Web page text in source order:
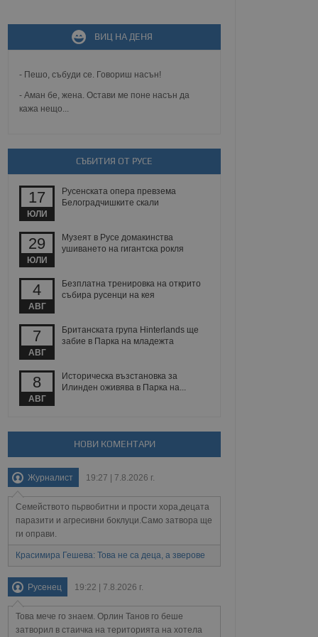
ВИЦ НА ДЕНЯ
- Пешо, събуди се. Говориш насън!
- Аман бе, жена. Остави ме поне насън да
кажа нещо...
СЪБИТИЯ ОТ РУСЕ
17
ЮЛИ
Русенската опера превзема
Белоградчишките скали
29
ЮЛИ
Музеят в Русе домакинства
ушиването на гигантска рокля
4
АВГ
Безплатна тренировка на открито
събира русенци на кея
7
АВГ
Британската група Hinterlands ще
забие в Парка на младежта
8
АВГ
Историческа възстановка за
Илинден оживява в Парка на...
НОВИ КОМЕНТАРИ
Журналист 19:27 | 7.8.2026 г.
Семейството пьрвобитни и прости хора,децата
паразити и агресивни боклуци.Само затвора ще
ги оправи.
Красимира Гешева: Това не са деца, а зверове
Русенец 19:22 | 7.8.2026 г.
Това мече го знаем. Орлин Танов го беше
затворил в стаичка на територията на хотела
зададена от уеб
MVC
известно като
Той не съдържа
при затваряне
на съгласието на
политики и
че техните
между хората
за да се правят
уебсайт.
на
на бисквитките,
и
и предоставя
използва
потребител може
поведение и
на сайта. Тя
с
на
на сайта.
взаимодействия
и потребителския
събиране на данни
за
се
данни,
на посещенията,
били заредени.
опит.
на прегледи на
тя може
новата или
на сайта. Тя
която е
в целия
на социалните
Описание